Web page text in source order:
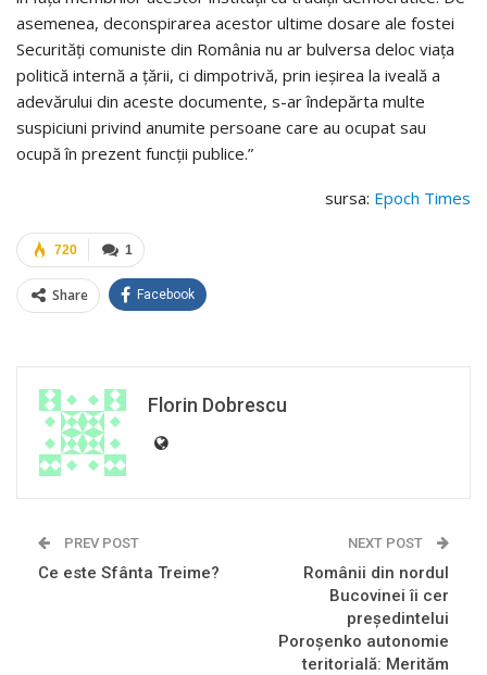
asemenea, deconspirarea acestor ultime dosare ale fostei
Securităţi comuniste din România nu ar bulversa deloc viaţa
politică internă a ţării, ci dimpotrivă, prin ieşirea la iveală a
adevărului din aceste documente, s-ar îndepărta multe
suspiciuni privind anumite persoane care au ocupat sau
ocupă în prezent funcţii publice.”
sursa: Epoch Times
1
720
Share Facebook
Florin Dobrescu
PREV POST
Ce este Sfânta Treime?
NEXT POST
Românii din nordul
Bucovinei îi cer
președintelui
Poroșenko autonomie
teritorială: Merităm